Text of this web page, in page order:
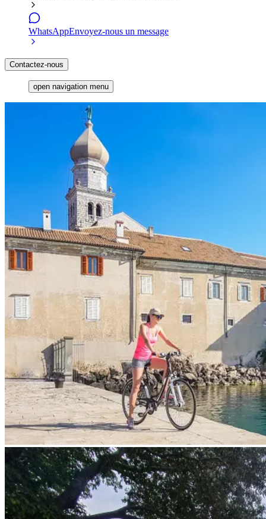
WhatsAppEnvoyez-nous un message
Contactez-nous
open navigation menu